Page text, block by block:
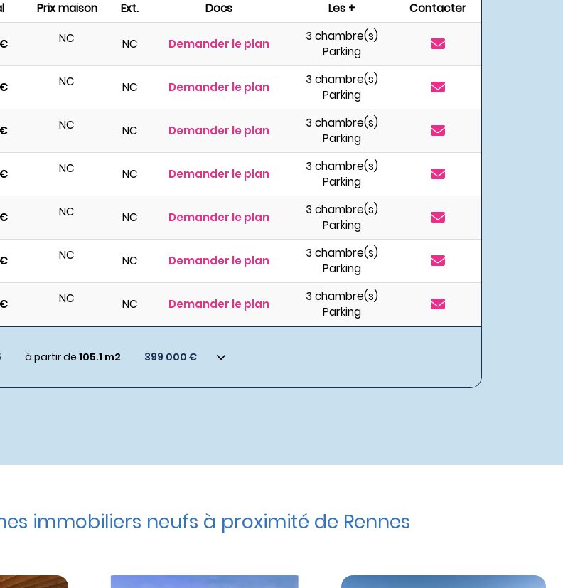
Prix maison Ext. Docs Les + Contacter
NC NC Demander le plan
3 chambre(s)
Parking
NC NC Demander le plan
3 chambre(s)
Parking
NC NC Demander le plan
3 chambre(s)
Parking
NC NC Demander le plan
3 chambre(s)
Parking
NC NC Demander le plan
3 chambre(s)
Parking
NC NC Demander le plan
3 chambre(s)
Parking
NC NC Demander le plan
3 chambre(s)
Parking
à partir de 105.1 m2 399 000 €
immobiliers neufs à proximité de Rennes